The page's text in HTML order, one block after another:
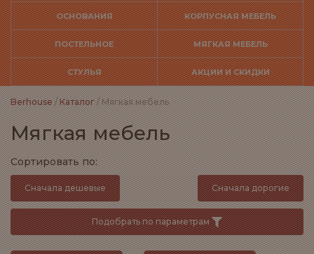
ОСНОВАНИЯ КОРПУСНАЯ МЕБЕЛЬ
ПОСТЕЛЬНОЕ МЯГКАЯ МЕБЕЛЬ
СТУЛЬЯ АКЦИИ И СКИДКИ
Berhouse/Каталог/ Мягкая мебель
Мягкая мебель
Сортировать по:
Сначала дешевые Сначала дорогие
Подобрать по параметрам